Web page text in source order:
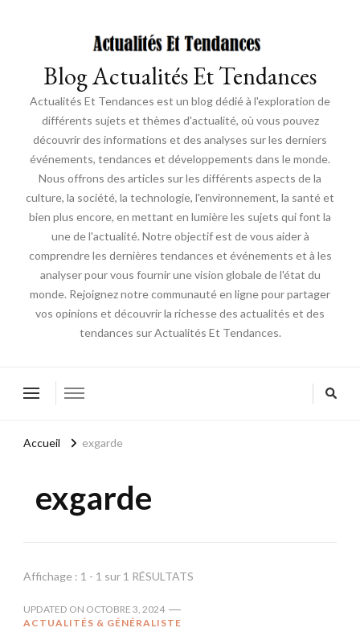
Blog Actualités Et Tendances
Actualités Et Tendances est un blog dédié à l'exploration de
différents sujets et thèmes d'actualité, où vous pouvez
découvrir des informations et des analyses sur les derniers
événements, tendances et développements dans le monde.
Nous offrons des articles sur les différents aspects de la
culture, la société, la technologie, l'environnement, la santé et
bien plus encore, en mettant en lumière les sujets qui font la
une de l'actualité. Notre objectif est de vous aider à
comprendre les dernières tendances et événements et à les
analyser pour vous fournir une vision globale de l'état du
monde. Rejoignez notre communauté en ligne pour partager
vos opinions et découvrir la richesse des actualités et des
tendances sur Actualités Et Tendances.
Accueil exgarde
exgarde
Affichage : 1 - 1 sur 1 RÉSULTATS
UPDATED ON OCTOBRE 3, 2024
ACTUALITÉS & GÉNÉRALISTE